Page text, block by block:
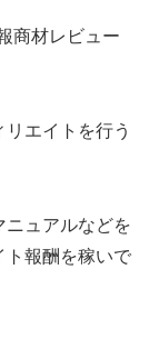
商材レビュー
エイトを行う
ニュアルなどを
ト報酬を稼いで